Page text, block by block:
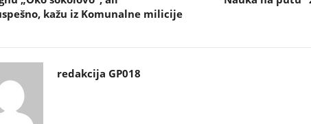
kažu iz Komunalne milicije
redakcija GP018